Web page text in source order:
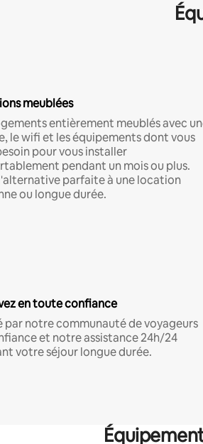
meublées
entièrement meublés avec
le wifi et les équipements dont vous
pour vous installer
pendant un mois ou plus.
parfaite à une location
ou longue durée.
en toute confiance
par notre communauté de voyageurs
et notre assistance 24h/24
votre séjour longue durée.